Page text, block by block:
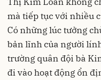
mà tiếp tục với nhiều
Có những lúc tưởng
bản lĩnh của người
trường quân đội bà
đi vào hoạt động ổn